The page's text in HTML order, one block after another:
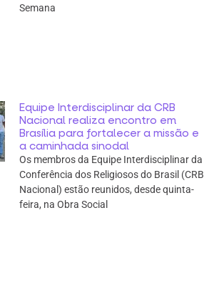
Semana
Equipe Interdisciplinar da CRB
Nacional realiza encontro em
Brasília para fortalecer a missão e
a caminhada sinodal
Os membros da Equipe Interdisciplinar da
Conferência dos Religiosos do Brasil (CRB
Nacional) estão reunidos, desde quinta-
feira, na Obra Social